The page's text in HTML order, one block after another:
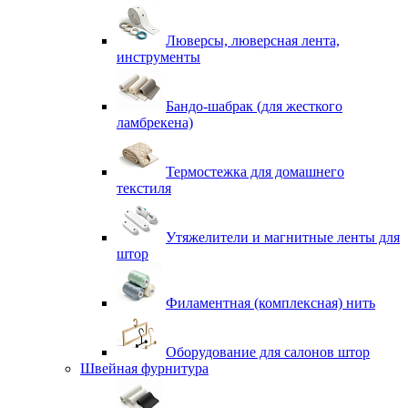
Люверсы, люверсная лента,
инструменты
Бандо-шабрак (для жесткого
ламбрекена)
Термостежка для домашнего
текстиля
Утяжелители и магнитные ленты для
штор
Филаментная (комплексная) нить
Оборудование для салонов штор
Швейная фурнитура